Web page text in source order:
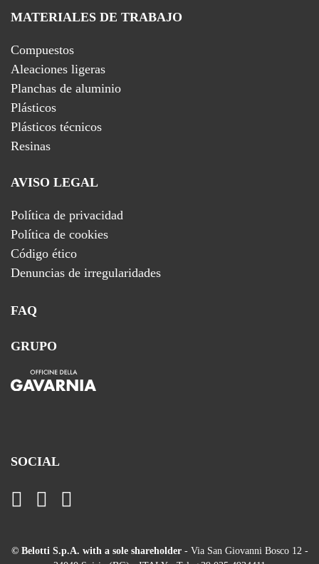
MATERIALES DE TRABAJO
Compuestos
Aleaciones ligeras
Planchas de aluminio
Plásticos
Plásticos técnicos
Resinas
AVISO LEGAL
Política de privacidad
Política de cookies
Código ético
Denuncias de irregularidades
FAQ
GRUPO
SOCIAL
© Belotti S.p.A. with a sole shareholder- Via San Giovanni Bosco 12 -